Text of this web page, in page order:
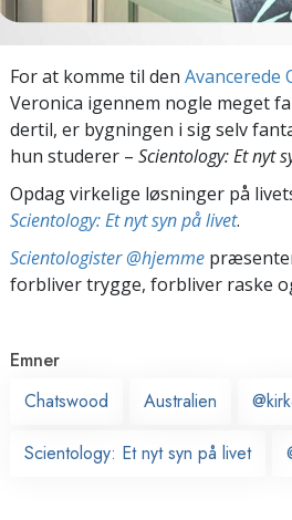
For at komme til den Avancerede
Veronica igennem nogle meget
dertil, er bygningen i sig selv
hun studerer – Scientology: Et nyt
Opdag virkelige løsninger på
Scientology: Et nyt syn på livet.
Scientologister @hjemme
forbliver trygge, forbliver raske
Emner
Chatswood
Australien
Scientology: Et nyt syn på livet